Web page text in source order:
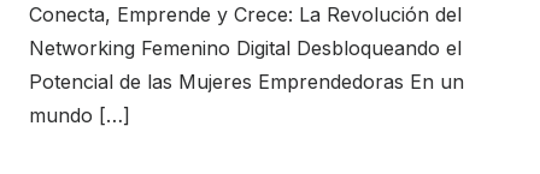
Conecta, Emprende y Crece: La Revolución del
Networking Femenino Digital Desbloqueando el
Potencial de las Mujeres Emprendedoras En un
mundo […]